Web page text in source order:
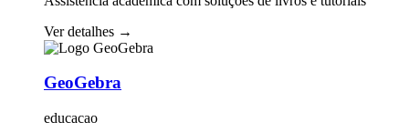
Ver detalhes →
GeoGebra
educacao